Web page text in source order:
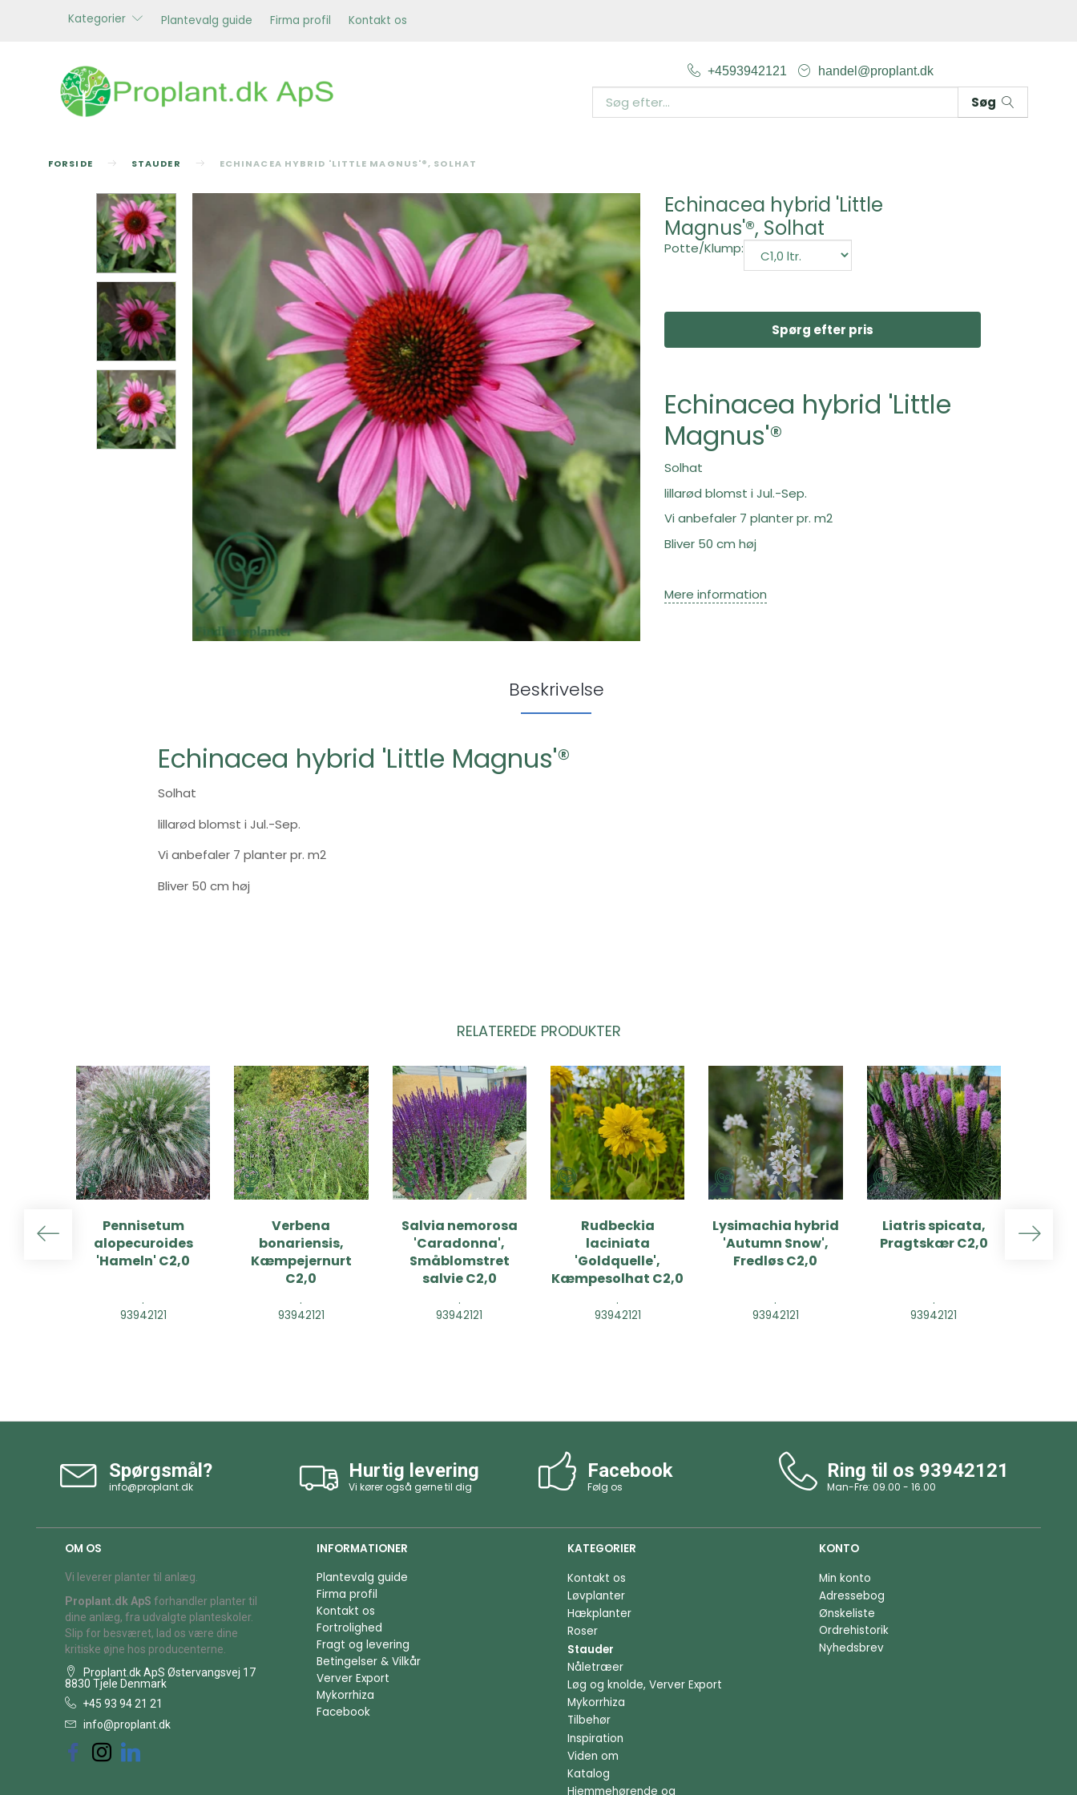
Kategorier Plantevalg guide Firma profil Kontakt os
+4593942121 handel@proplant.dk
Søg
FORSIDE STAUDER ECHINACEA HYBRID 'LITTLE MAGNUS'®, SOLHAT
Echinacea hybrid 'Little
Magnus'®, Solhat
Potte/Klump:
Spørg efter pris
Echinacea hybrid 'Little
Magnus'®
Solhat
lillarød blomst i Jul.-Sep.
Vi anbefaler 7 planter pr. m2
Bliver 50 cm høj
Mere information
Beskrivelse
Echinacea hybrid 'Little Magnus'®
Solhat
lillarød blomst i Jul.-Sep.
Vi anbefaler 7 planter pr. m2
Bliver 50 cm høj
RELATEREDE PRODUKTER
Pennisetum
alopecuroides
'Hameln' C2,0
.
93942121
Verbena
bonariensis,
Kæmpejernurt
C2,0
.
93942121
Salvia nemorosa
'Caradonna',
Småblomstret
salvie C2,0
.
93942121
Rudbeckia
laciniata
'Goldquelle',
Kæmpesolhat C2,0
.
93942121
Lysimachia hybrid
'Autumn Snow',
Fredløs C2,0
.
93942121
Liatris spicata,
Pragtskær C2,0
.
93942121
Spørgsmål?
info@proplant.dk
Hurtig levering
Vi kører også gerne til dig
Facebook
Følg os
Ring til os 93942121
Man-Fre: 09.00 - 16.00
OM OS
Vi leverer planter til anlæg.
Proplant.dk ApS forhandler planter til
dine anlæg, fra udvalgte planteskoler.
Slip for besværet, lad os være dine
kritiske øjne hos producenterne.
Proplant.dk ApS Østervangsvej 17
8830 Tjele Denmark
+45 93 94 21 21
info@proplant.dk
INFORMATIONER
Plantevalg guide
Firma profil
Kontakt os
Fortrolighed
Fragt og levering
Betingelser & Vilkår
Verver Export
Mykorrhiza
Facebook
KATEGORIER
Kontakt os
Løvplanter
Hækplanter
Roser
Stauder
Nåletræer
Løg og knolde, Verver Export
Mykorrhiza
Tilbehør
Inspiration
Viden om
Katalog
Hjemmehørende og
KONTO
Min konto
Adressebog
Ønskeliste
Ordrehistorik
Nyhedsbrev